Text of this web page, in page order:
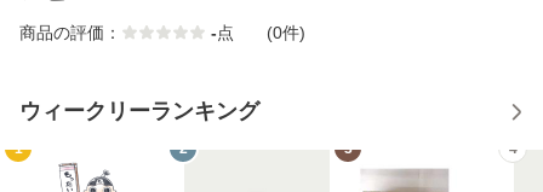
商品の評価： -点 (0件)
ウィークリーランキング
1 2 3 4